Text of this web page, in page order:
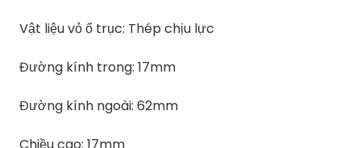
Vật liệu vỏ ổ trục: Thép chịu lực
Đường kính trong: 17mm
Đường kính ngoài: 62mm